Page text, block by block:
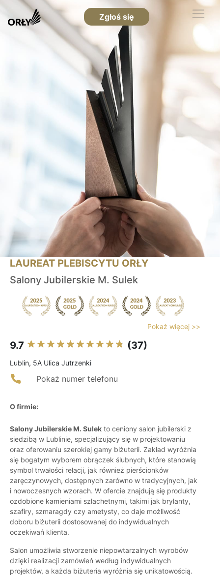
Zgłoś się
LAUREAT PLEBISCYTU ORŁY
Salony Jubilerskie M. Sulek
Pokaż więcej >>
9.7 (37)
Lublin, 5A Ulica Jutrzenki
Pokaż numer telefonu
O firmie:
Salony Jubilerskie M. Sulek to ceniony salon jubilerski z
siedzibą w Lublinie, specjalizujący się w projektowaniu
oraz oferowaniu szerokiej gamy biżuterii. Zakład wyróżnia
się bogatym wyborem obrączek ślubnych, które stanowią
symbol trwałości relacji, jak również pierścionków
zaręczynowych, dostępnych zarówno w tradycyjnych, jak
i nowoczesnych wzorach. W ofercie znajdują się produkty
ozdobione kamieniami szlachetnymi, takimi jak brylanty,
szafiry, szmaragdy czy ametysty, co daje możliwość
doboru biżuterii dostosowanej do indywidualnych
oczekiwań klienta.
Salon umożliwia stworzenie niepowtarzalnych wyrobów
dzięki realizacji zamówień według indywidualnych
projektów, a każda biżuteria wyróżnia się unikatowością.